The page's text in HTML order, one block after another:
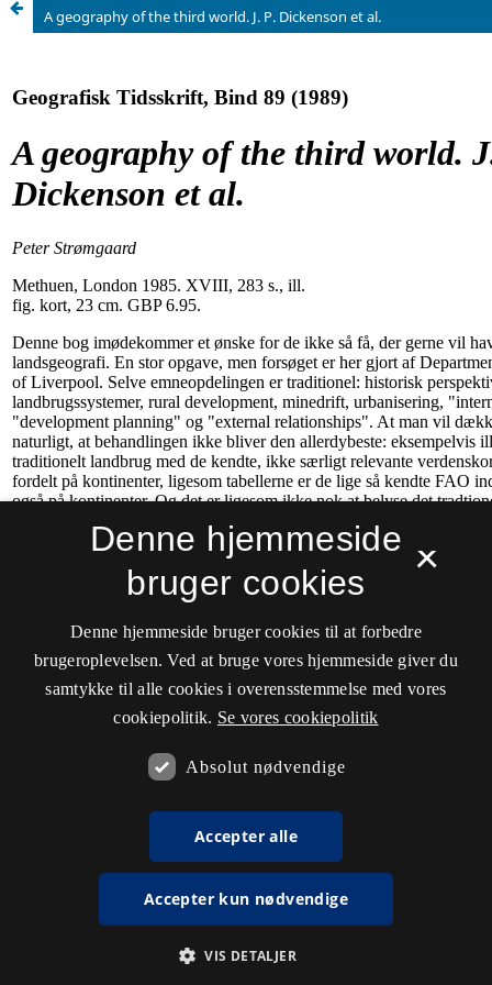
A geography of the third world. J. P. Dickenson et al.
×
Denne hjemmeside
bruger cookies
Denne hjemmeside bruger cookies til at forbedre
brugeroplevelsen. Ved at bruge vores hjemmeside giver du
samtykke til alle cookies i overensstemmelse med vores
cookiepolitik. Se vores cookiepolitik
Absolut nødvendige
Accepter alle
Accepter kun nødvendige
VIS DETALJER